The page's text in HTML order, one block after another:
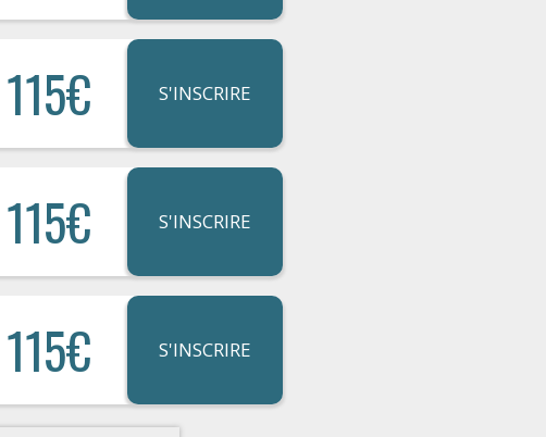
115€ S'INSCRIRE
115€ S'INSCRIRE
115€ S'INSCRIRE